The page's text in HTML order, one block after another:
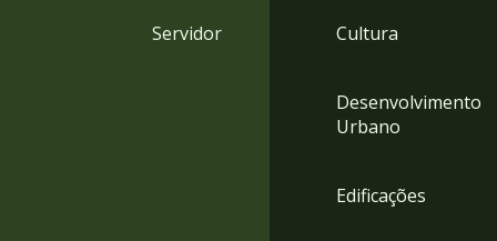
Servidor Cultura
Desenvolvimento
Urbano
Edificações